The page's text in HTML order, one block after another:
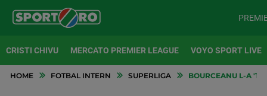
CRISTI CHIVU MERCATO PREMIER LEAGUE VOYO SPORT LIVE
HOME FOTBAL INTERN SUPERLIGA BOURCEANU L-A